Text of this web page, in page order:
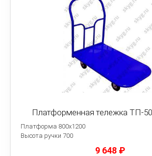
Платформенная тележка ТП-
Платформа 800х1200
Высота ручки 700
9 648 ₽